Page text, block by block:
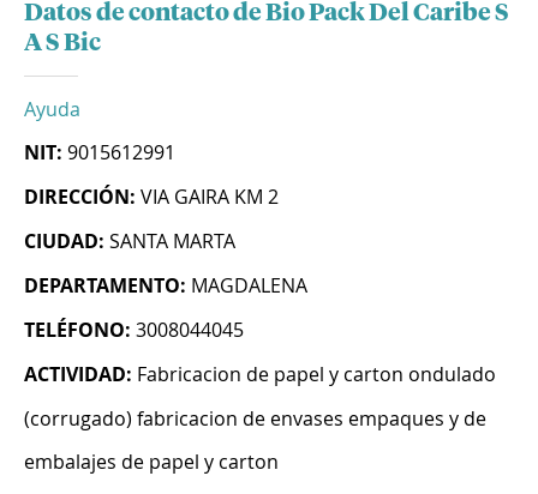
Datos de contacto de Bio Pack Del Caribe S
A S Bic
Ayuda
NIT: 9015612991
DIRECCIÓN: VIA GAIRA KM 2
CIUDAD: SANTA MARTA
DEPARTAMENTO: MAGDALENA
TELÉFONO: 3008044045
ACTIVIDAD: Fabricacion de papel y carton ondulado
(corrugado) fabricacion de envases empaques y de
embalajes de papel y carton